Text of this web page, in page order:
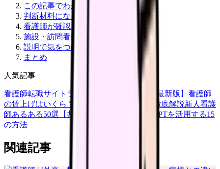
この記事でわかること
判断材料になる一次情報
看護師が確認したい症状
施設・訪問看護で確認したいこと
説明で気をつけたいこと
まとめ
人気記事
看護師転職サイトランキングTOP5【2026年最新版】 看護師
の賃上げはいくら？2026年度の最新情報を徹底解説新人看護
師あるある50選【共感必至】
看護師がChatGPTを活用する15
の方法
関連記事